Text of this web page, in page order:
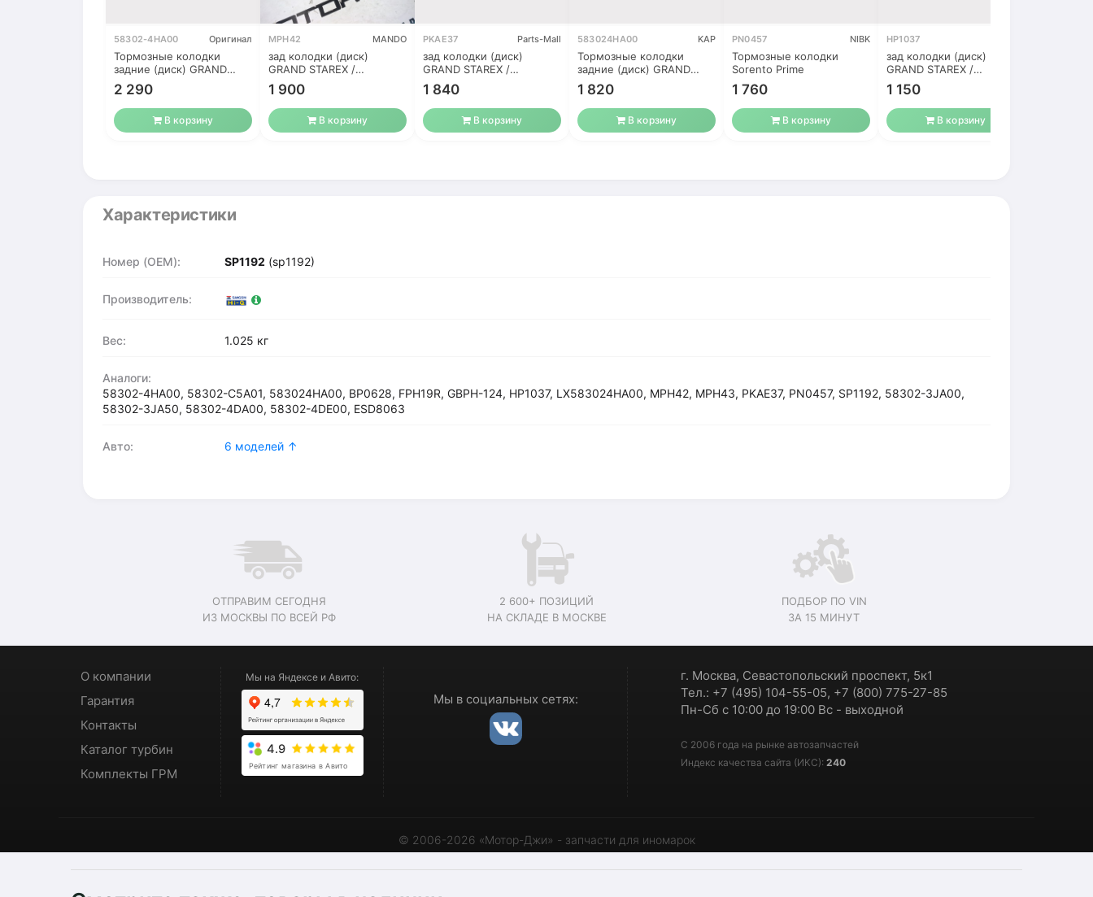
58302-4HA00 Оригинал
Тормозные колодки
задние (диск) GRAND
STAREX / CARNIVAL
2 290
В корзину
MPH42 MANDO
зад колодки (диск)
GRAND STAREX /
CARNIVAL NEW /
VERACRUZ
1 900
В корзину
PKAE37 Parts-Mall
зад колодки (диск)
GRAND STAREX /
CARNIVAL NEW /
VERACRUZ
1 840
В корзину
583024HA00 KAP
Тормозные колодки
задние (диск) GRAND
STAREX / CARNIVAL
1 820
В корзину
PN0457 NIBK
Тормозные колодки
Sorento Prime
1 760
В корзину
HP1037
зад колодки (диск)
GRAND STAREX /
CARNIVAL NEW /
VERACRUZ
1 150
В корзину
Характеристики
Номер (OEM): SP1192 (sp1192)
Производитель:
Вес: 1.025 кг
Аналоги:
58302-4HA00, 58302-C5A01, 583024HA00, BP0628, FPH19R, GBPH-124, HP1037, LX583024HA00, MPH42, MPH43, PKAE37, PN0457, SP1192, 58302-3JA00,
58302-3JA50, 58302-4DA00, 58302-4DE00, ESD8063
Авто: 6 моделей ↑
ОТПРАВИМ СЕГОДНЯ
ИЗ МОСКВЫ ПО ВСЕЙ РФ
2 600+ ПОЗИЦИЙ
НА СКЛАДЕ В МОСКВЕ
ПОДБОР ПО VIN
ЗА 15 МИНУТ
О компании
Гарантия
Контакты
Каталог турбин
Комплекты ГРМ
Мы на Яндексе и Авито:
4.9
Рейтинг магазина в Авито
Мы в социальных сетях:
г. Москва, Севастопольский проспект, 5к1
Тел.: +7 (495) 104-55-05, +7 (800) 775-27-85
Пн-Сб с 10:00 до 19:00 Вс - выходной
С 2006 года на рынке автозапчастей
Индекс качества сайта (ИКС): 240
© 2006-2026 «Мотор-Джи» - запчасти для иномарок